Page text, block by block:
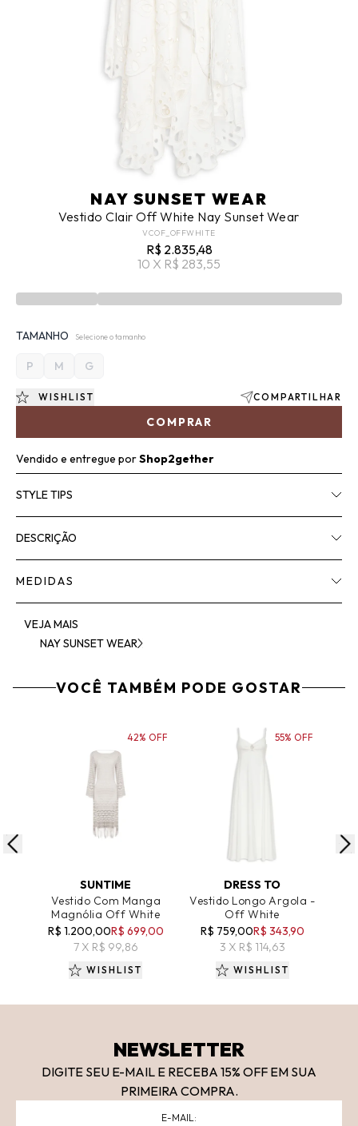
NAY SUNSET WEAR
Vestido Clair Off White Nay Sunset Wear
VCOF_OFFWHITE
R$ 2.835,48
10 X R$ 283,55
TAMANHO Selecione o tamanho
P M G
COMPRAR
WISHLIST COMPARTILHAR
Vendido e entregue porShop2gether
STYLE TIPS
DESCRIÇÃO
MEDIDAS
VEJA MAIS
NAY SUNSET WEAR
VOCÊ TAMBÉM PODE GOSTAR
SUNTIME
Vestido Com Manga
Magnólia Off White
R$ 1.200,00R$ 699,00
7 X R$ 99,86
42% OFF
WISHLIST
ADICIONAR AO CARRINHO
DRESS TO
Vestido Longo Argola -
Off White
R$ 759,00R$ 343,90
3 X R$ 114,63
55% OFF
WISHLIST
NEWSLETTER
DIGITE SEU E-MAIL E RECEBA 15% OFF EM SUA
PRIMEIRA COMPRA.